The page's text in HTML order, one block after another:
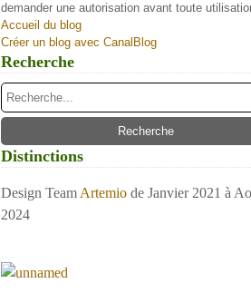
demander une autorisation avant toute
Accueil du blog
Créer un blog avec CanalBlog
Recherche
Distinctions
Design Team Artemio de Janvier 2021 à
2024